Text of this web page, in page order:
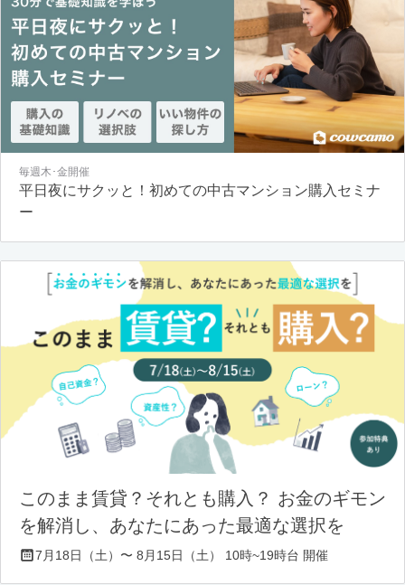
毎週木･金開催
平日夜にサクッと！初めての中古マンション購入セミナ
ー
このまま賃貸？それとも購入？ お金のギモン
を解消し、あなたにあった最適な選択を
7月18日（土）〜 8月15日（土） 10時~19時台 開催